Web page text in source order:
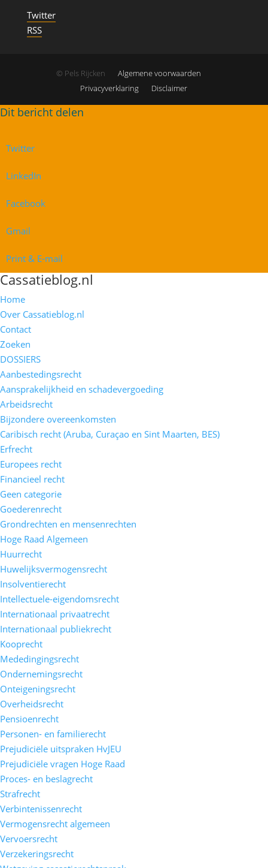
Twitter
RSS
© Pels Rijcken
Algemene voorwaarden
Privacyverklaring
Disclaimer
Twitter
LinkedIn
Facebook
Gmail
Print & E-mail
Cassatieblog.nl
Home
Over Cassatieblog.nl
Contact
Zoeken
DOSSIERS
Aanbestedingsrecht
Aansprakelijkheid en schadevergoeding
Arbeidsrecht
Bijzondere overeenkomsten
Caribisch recht (Aruba, Curaçao en Sint Maarten, BES)
Erfrecht
Europees recht
Financieel recht
Geen categorie
Goederenrecht
Grondrechten en mensenrechten
Hoge Raad Algemeen
Huurrecht
Huwelijksvermogensrecht
Insolventierecht
Intellectuele-eigendomsrecht
Internationaal privaatrecht
Internationaal publiekrecht
Kooprecht
Mededingingsrecht
Ondernemingsrecht
Onteigeningsrecht
Overheidsrecht
Pensioenrecht
Personen- en familierecht
Prejudiciële uitspraken HvJEU
Prejudiciële vragen Hoge Raad
Proces- en beslagrecht
Strafrecht
Verbintenissenrecht
Vermogensrecht algemeen
Vervoersrecht
Verzekeringsrecht